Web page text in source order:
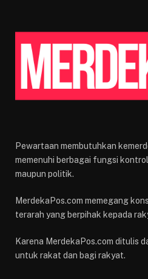
Pewartaan membutuhkan
memenuhi berbagai fungsi
maupun politik.
MerdekaPos.com memegang
terarah yang berpihak kepada
Karena MerdekaPos.com ditulis
untuk rakat dan bagi rakyat.